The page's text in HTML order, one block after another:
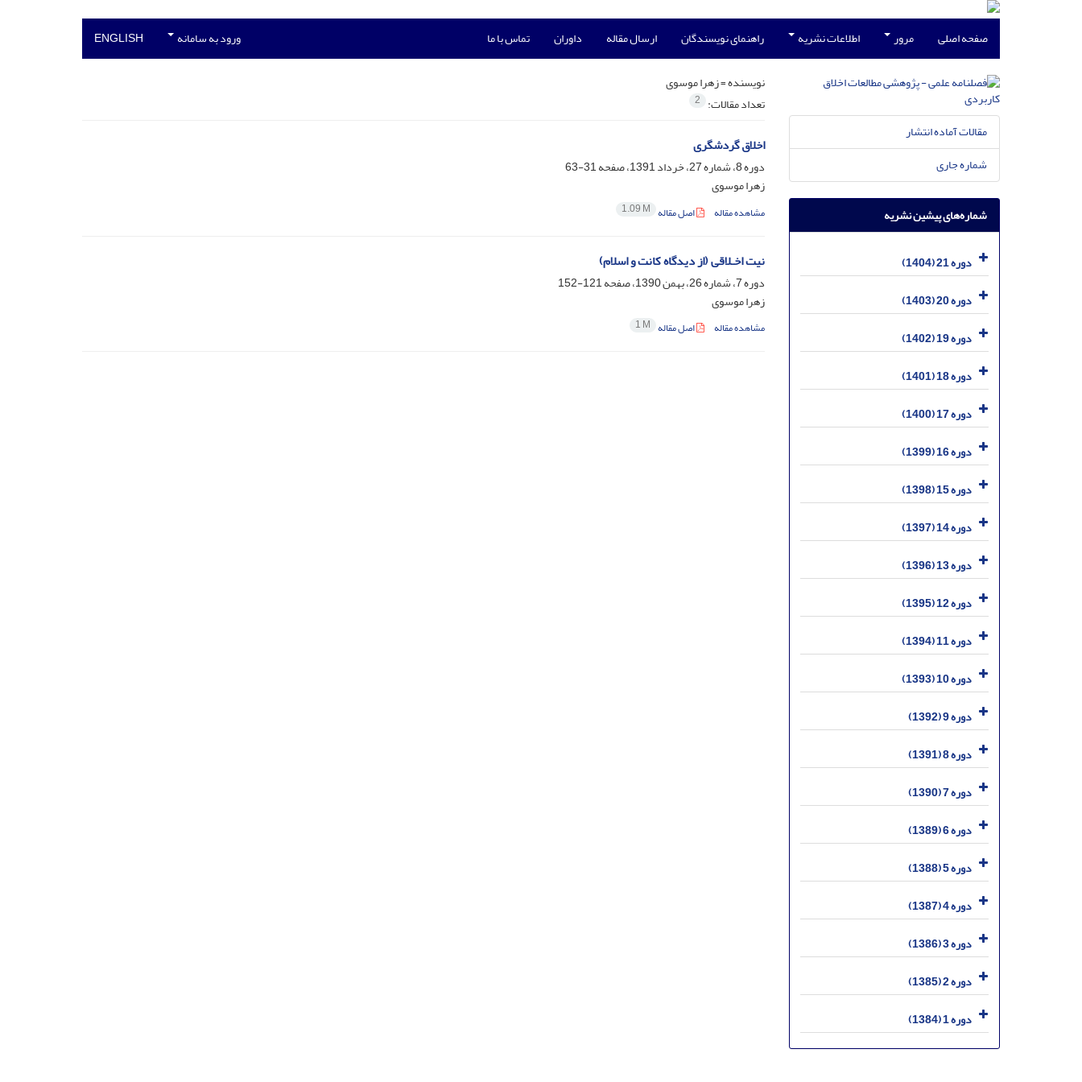
صفحه اصلی مرور اطلاعات نشریه راهنمای نویسندگان ارسال مقاله داوران تماس با ما ورود به سامانه ENGLISH
نویسنده =زهرا موسوی
تعداد مقالات: 2
اخلاق گردشگری
دوره 8، شماره 27، خرداد 1391، صفحه
31-63
زهرا موسوی
مشاهده مقاله اصل مقاله 1.09 M
نیت اخـلاقی (از دیدگاه کانت و اسلام)
دوره 7، شماره 26، بهمن 1390، صفحه
121-152
زهرا موسوی
مشاهده مقاله اصل مقاله 1 M
مقالات آماده انتشار
شماره جاری
شماره‌های پیشین نشریه
دوره 21 (1404)
دوره 20 (1403)
دوره 19 (1402)
دوره 18 (1401)
دوره 17 (1400)
دوره 16 (1399)
دوره 15 (1398)
دوره 14 (1397)
دوره 13 (1396)
دوره 12 (1395)
دوره 11 (1394)
دوره 10 (1393)
دوره 9 (1392)
دوره 8 (1391)
دوره 7 (1390)
دوره 6 (1389)
دوره 5 (1388)
دوره 4 (1387)
دوره 3 (1386)
دوره 2 (1385)
دوره 1 (1384)